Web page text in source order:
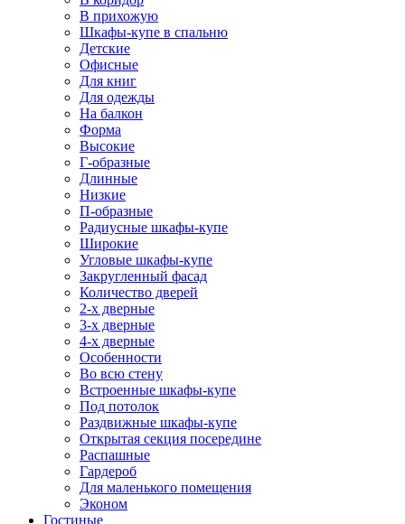
В прихожую
Шкафы-купе в спальню
Детские
Офисные
Для книг
Для одежды
На балкон
Форма
Высокие
Г-образные
Длинные
Низкие
П-образные
Радиусные шкафы-купе
Широкие
Угловые шкафы-купе
Закругленный фасад
Количество дверей
2-х дверные
3-х дверные
4-х дверные
Особенности
Во всю стену
Встроенные шкафы-купе
Под потолок
Раздвижные шкафы-купе
Открытая секция посередине
Распашные
Гардероб
Для маленького помещения
Эконом
Гостиные